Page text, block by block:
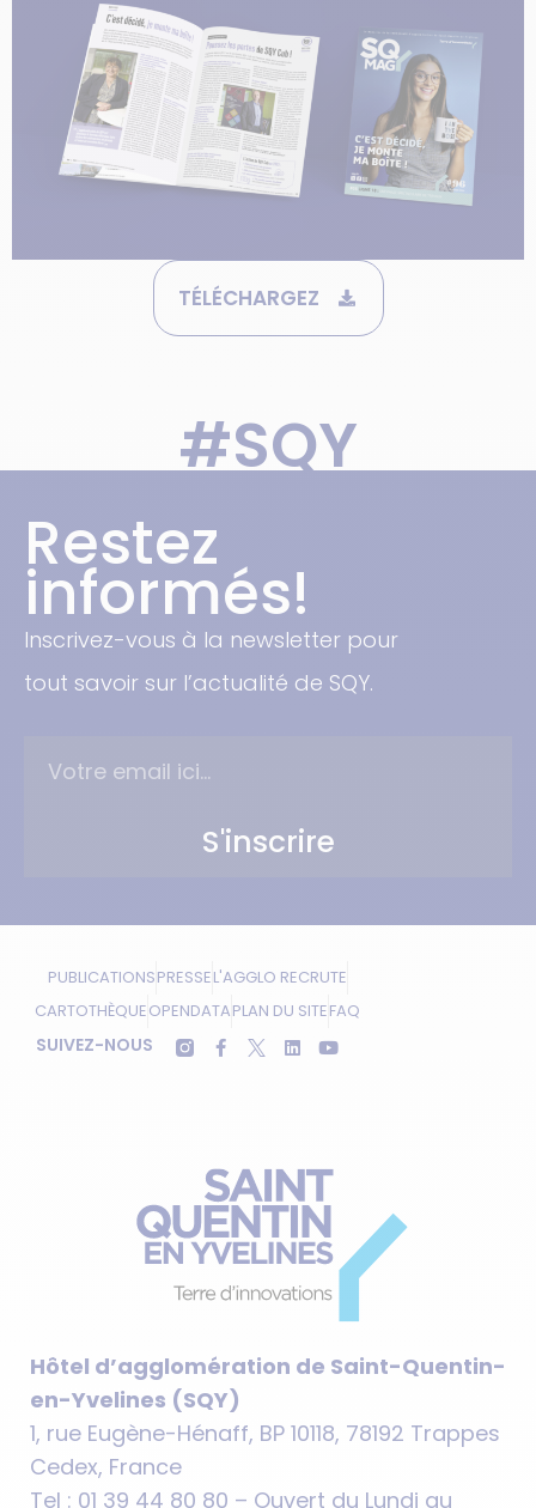
TÉLÉCHARGEZ
#SQY
Restez
informés!
Inscrivez-vous à la newsletter pour
tout savoir sur l’actualité de SQY.
S'inscrire
PUBLICATIONSPRESSEL'AGGLO RECRUTE
CARTOTHÈQUEOPENDATAPLAN DU SITEFAQ
SUIVEZ-NOUS
Hôtel d’agglomération de Saint-Quentin-
en-Yvelines (SQY)
1, rue Eugène-Hénaff, BP 10118, 78192 Trappes
Cedex, France
Tel : 01 39 44 80 80 – Ouvert du Lundi au